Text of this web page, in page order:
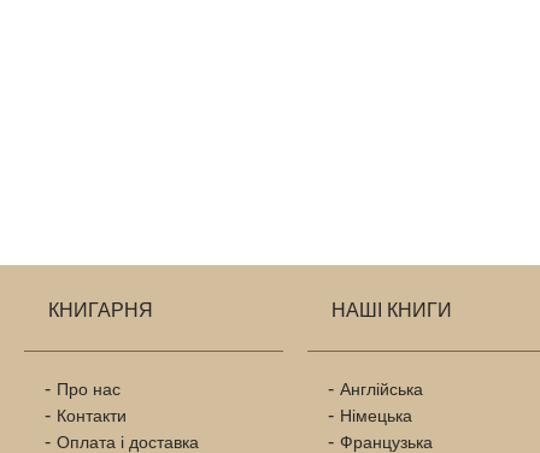
КНИГАРНЯ
Про нас
Контакти
Оплата і доставка
НАШІ КНИГИ
Англійська
Німецька
Французька